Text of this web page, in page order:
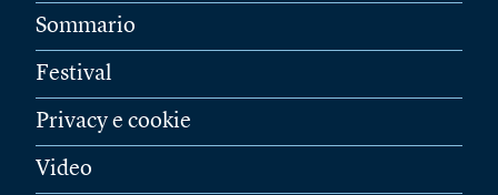
Sommario
Festival
Privacy e cookie
Video